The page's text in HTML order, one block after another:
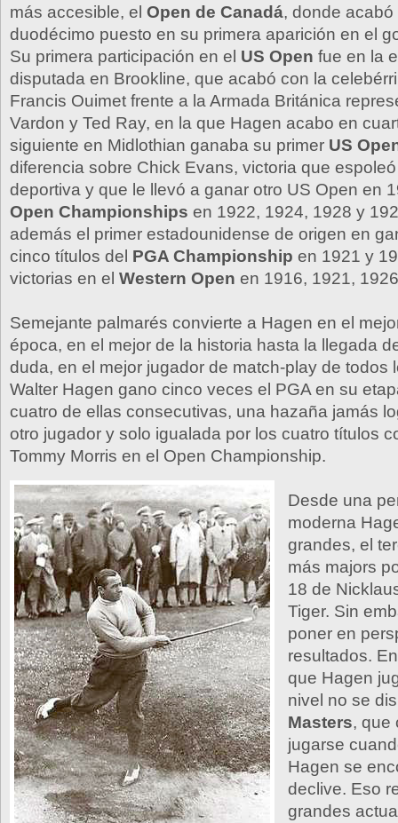
más accesible, el Open de Canadá, donde
duodécimo puesto en su primera aparición en el
Su primera participación en el US Open fue en la
disputada en Brookline, que acabó con la
Francis Ouimet frente a la Armada Británica
Vardon y Ted Ray, en la que Hagen acabo en
siguiente en Midlothian ganaba su primer US
diferencia sobre Chick Evans, victoria que
deportiva y que le llevó a ganar otro US Open en
Open Championships en 1922, 1924, 1928 y
además el primer estadounidense de origen en
cinco títulos del PGA Championship en 1921 y
victorias en el Western Open en 1916, 1921,
Semejante palmarés convierte a Hagen en el
época, en el mejor de la historia hasta la llegada
duda, en el mejor jugador de match-play de todos
Walter Hagen gano cinco veces el PGA en su
cuatro de ellas consecutivas, una hazaña jamás
otro jugador y solo igualada por los cuatro títulos
Tommy Morris en el Open Championship.
Desde una
moderna
grandes, el
más majors
18 de
Tiger. Sin
poner en
resultados.
que Hagen
nivel no se
Masters, que
jugarse
Hagen se
declive. Eso
grandes